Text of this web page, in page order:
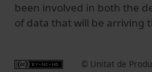
been involved in both the
of data thatwill be arriving
© Unitat de